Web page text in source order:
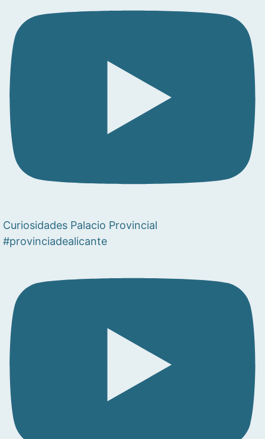
Curiosidades Palacio Provincial
#provinciadealicante